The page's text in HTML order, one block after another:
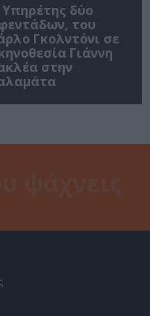
δύο
του
Γκολντόνι σε
Γιάννη
στην